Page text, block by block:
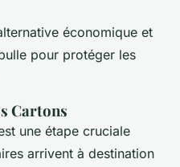
économique et
pour protéger les
Cartons
une étape cruciale
arrivent à destination